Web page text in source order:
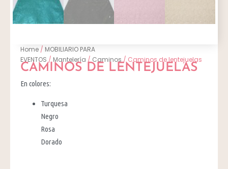
Home / MOBILIARIO PARA
EVENTOS/Mantelería / Caminos/ Caminos de lentejuelas
CAMINOS DE LENTEJUELAS
En colores:
Turquesa
Negro
Rosa
Dorado